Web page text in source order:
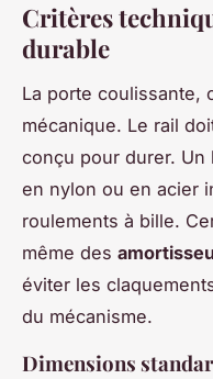
Critères
durable
La porte coulissante,
mécanique. Le rail
conçu pour durer.
en nylon ou en acier
roulements à bille.
même des
éviter les
du mécanisme.
Dimensions